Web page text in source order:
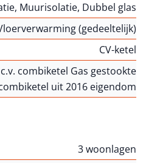
Muurisolatie, Dubbel glas
(gedeeltelijk)
CV-ketel
combiketel Gas gestookte
uit 2016 eigendom
3 woonlagen